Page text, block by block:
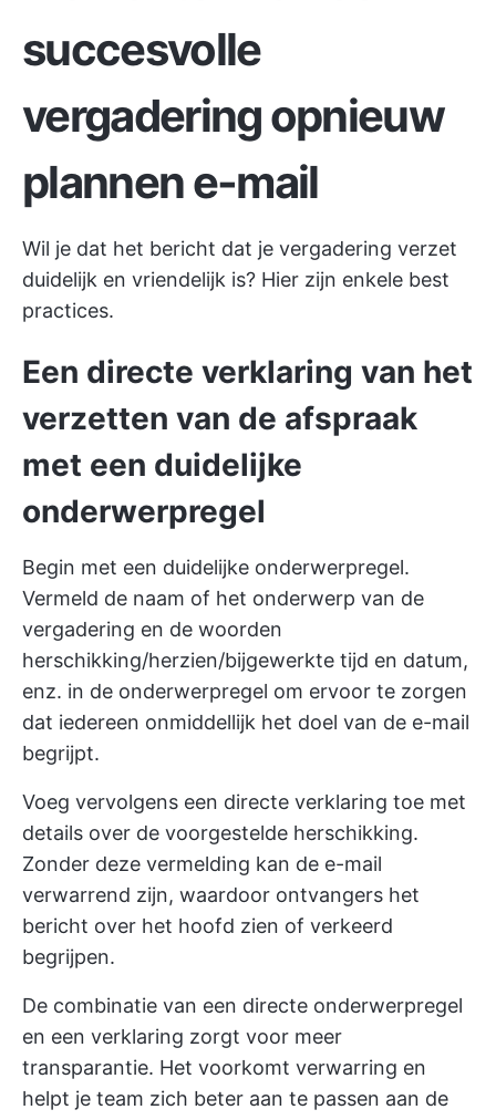
succesvolle
vergadering opnieuw
plannen e-mail
Wil je dat het bericht dat je vergadering verzet
duidelijk en vriendelijk is? Hier zijn enkele best
practices.
Een directe verklaring van het
verzetten van de afspraak
met een duidelijke
onderwerpregel
Begin met een duidelijke onderwerpregel.
Vermeld de naam of het onderwerp van de
vergadering en de woorden
herschikking/herzien/bijgewerkte tijd en datum,
enz. in de onderwerpregel om ervoor te zorgen
dat iedereen onmiddellijk het doel van de e-mail
begrijpt.
Voeg vervolgens een directe verklaring toe met
details over de voorgestelde herschikking.
Zonder deze vermelding kan de e-mail
verwarrend zijn, waardoor ontvangers het
bericht over het hoofd zien of verkeerd
begrijpen.
De combinatie van een directe onderwerpregel
en een verklaring zorgt voor meer
transparantie. Het voorkomt verwarring en
helpt je team zich beter aan te passen aan de